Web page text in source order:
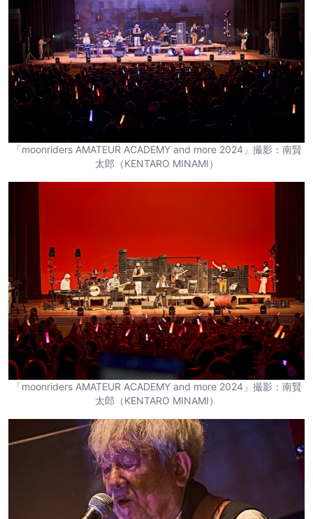
「moonriders AMATEUR ACADEMY and more 2024」撮影：南賢
太郎（KENTARO MINAMI）
「moonriders AMATEUR ACADEMY and more 2024」撮影：南賢
太郎（KENTARO MINAMI）